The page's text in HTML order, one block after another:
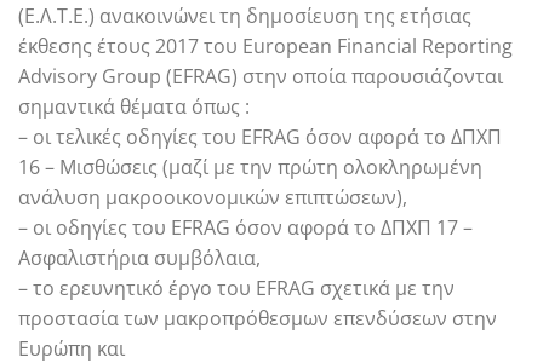
(Ε.Λ.Τ.Ε.) ανακοινώνει τη δημοσίευση της ετήσιας
έκθεσης έτους 2017 του European Financial Reporting
Advisory Group (EFRAG) στην οποία παρουσιάζονται
σημαντικά θέματα όπως :
– οι τελικές οδηγίες του EFRAG όσον αφορά το ΔΠΧΠ
16 – Μισθώσεις (μαζί με την πρώτη ολοκληρωμένη
ανάλυση μακροοικονομικών επιπτώσεων),
– οι οδηγίες του EFRAG όσον αφορά το ΔΠΧΠ 17 –
Ασφαλιστήρια συμβόλαια,
– το ερευνητικό έργο του EFRAG σχετικά με την
προστασία των μακροπρόθεσμων επενδύσεων στην
Ευρώπη και